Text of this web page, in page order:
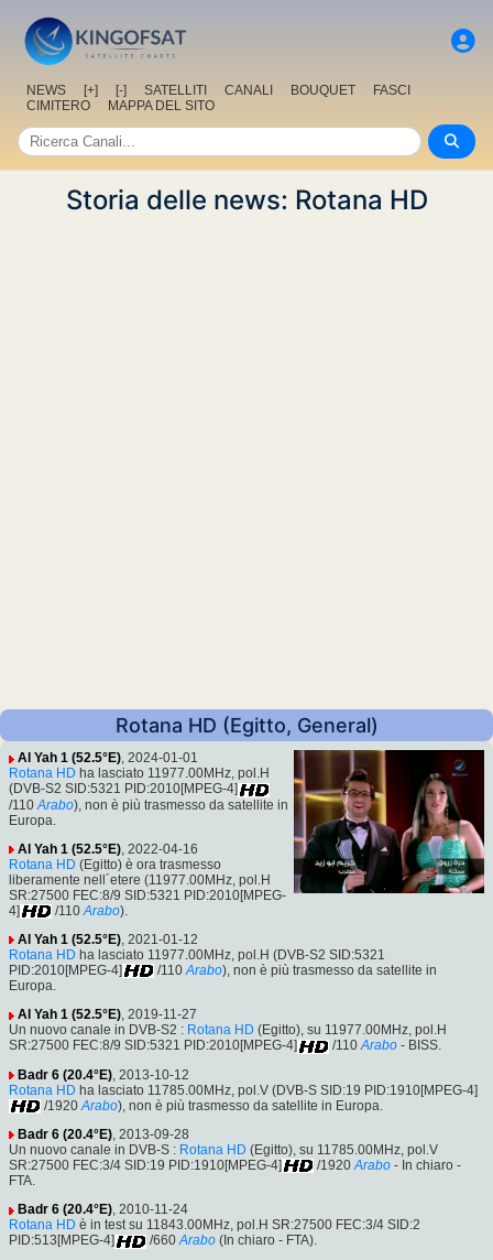
NEWS [+] [-] SATELLITI CANALI BOUQUET
FASCI
CIMITERO
MAPPA DEL SITO
Storia delle news: Rotana HD
Rotana HD (Egitto, General)
Al Yah 1 (52.5°E), 2024-01-01
Rotana HD ha lasciato 11977.00MHz, pol.H
(DVB-S2 SID:5321 PID:2010[MPEG-4]
/110 Arabo), non è più trasmesso da satellite in
Europa.
Al Yah 1 (52.5°E) , 2022-04-16
Rotana HD (Egitto) è ora trasmesso
liberamente nell´etere (11977.00MHz, pol.H
SR:27500 FEC:8/9 SID:5321 PID:2010[MPEG-
4]
/110 Arabo).
Al Yah 1 (52.5°E), 2021-01-12
Rotana HD ha lasciato 11977.00MHz, pol.H (DVB-S2 SID:5321
PID:2010[MPEG-4]
/110 Arabo), non è più trasmesso da satellite in
Europa.
Al Yah 1 (52.5°E), 2019-11-27
Un nuovo canale in DVB-S2 : Rotana HD (Egitto), su 11977.00MHz, pol.H
SR:27500 FEC:8/9 SID:5321 PID:2010[MPEG-4]
/110 Arabo - BISS.
Badr 6 (20.4°E) , 2013-10-12
Rotana HD ha lasciato 11785.00MHz, pol.V (DVB-S SID:19 PID:1910[MPEG-4]
/1920 Arabo), non è più trasmesso da satellite in Europa.
Badr 6 (20.4°E), 2013-09-28
Un nuovo canale in DVB-S : Rotana HD (Egitto), su 11785.00MHz, pol.V
SR:27500 FEC:3/4 SID:19 PID:1910[MPEG-4]
/1920 Arabo - In chiaro -
FTA.
Badr 6 (20.4°E), 2010-11-24
Rotana HD è in test su 11843.00MHz, pol.H SR:27500 FEC:3/4 SID:2
PID:513[MPEG-4]
/660 Arabo (In chiaro - FTA).